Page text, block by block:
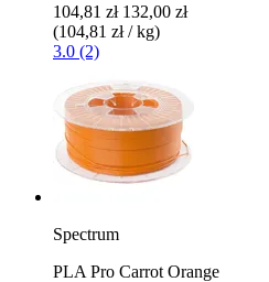
104,81 zł 132,00 zł
(104,81 zł / kg)
3.0 (2)
Spectrum
PLA Pro Carrot Orange